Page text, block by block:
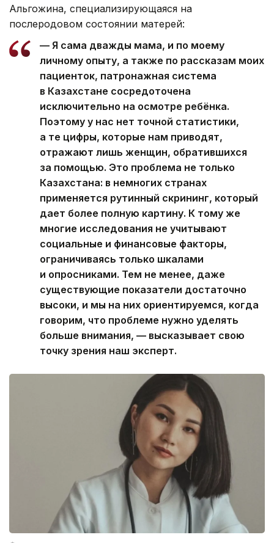
Альгожина, специализирующаяся на
послеродовом состоянии матерей:
— Я сама дважды мама, и по моему
личному опыту, а также по рассказам моих
пациенток, патронажная система
в Казахстане сосредоточена
исключительно на осмотре ребёнка.
Поэтому у нас нет точной статистики,
а те цифры, которые нам приводят,
отражают лишь женщин, обратившихся
за помощью. Это проблема не только
Казахстана: в немногих странах
применяется рутинный скрининг, который
дает более полную картину. К тому же
многие исследования не учитывают
социальные и финансовые факторы,
ограничиваясь только шкалами
и опросниками. Тем не менее, даже
существующие показатели достаточно
высоки, и мы на них ориентируемся, когда
говорим, что проблеме нужно уделять
больше внимания, — высказывает свою
точку зрения наш эксперт.